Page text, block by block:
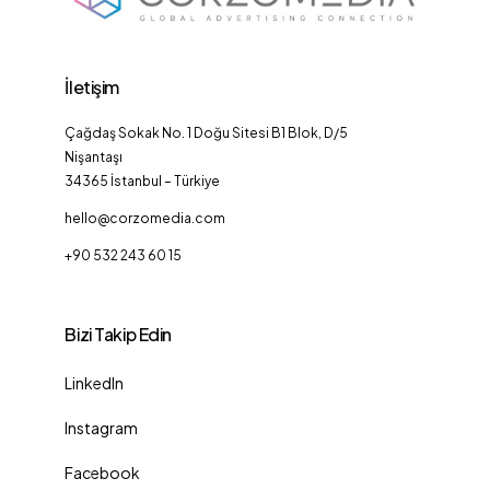
İletişim
Çağdaş Sokak No. 1 Doğu Sitesi B1 Blok, D/5
Nişantaşı
34365 İstanbul – Türkiye
hello@corzomedia.com
+90 532 243 60 15
Bizi Takip Edin
LinkedIn
Instagram
Facebook